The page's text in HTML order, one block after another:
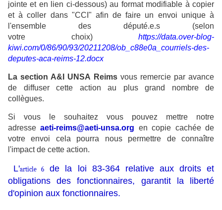
jointe et en lien ci-dessous) au format modifiable à copier
et à coller dans "CCI" afin de faire un envoi unique à
l'ensemble des député.e.s (selon
votre choix)
https://data.over-blog-
kiwi.com/0/86/90/93/20211208/ob_c88e0a_courriels-des-
deputes-aca-reims-12.docx
La section A&I UNSA Reimsvous remercie par avance
de diffuser cette action au plus grand nombre de
collègues.
Si vous le souhaitez vous pouvez mettre notre
adresseaeti-reims@aeti-unsa.org en copie cachée de
votre envoi cela pourra nous permettre de connaître
l'impact de cette action.
L'article 6
de la loi 83-364 relative aux droits et
obligations des fonctionnaires, garantit la liberté
d'opinion aux fonctionnaires.